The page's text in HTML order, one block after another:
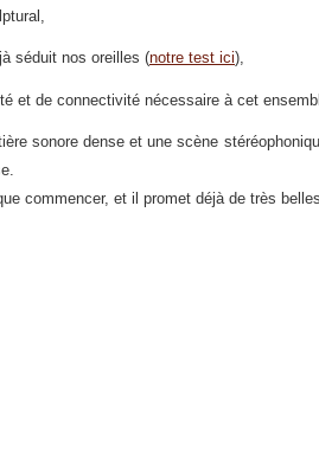
séduit nos oreilles (notre test ici),
et de connectivité nécessaire à cet
sonore dense et une scène
commencer, et il promet déjà de très